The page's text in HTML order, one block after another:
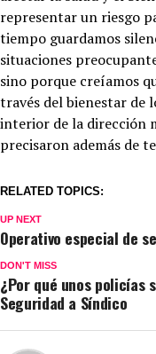
representar un riesgo
tiempo guardamos
situaciones
sino porque creíamos
través del bienestar de
interior de la dirección
precisaron además de
RELATED TOPICS:
UP NEXT
Operativo especial de
DON'T MISS
¿Por qué unos policías
Seguridad a Síndico